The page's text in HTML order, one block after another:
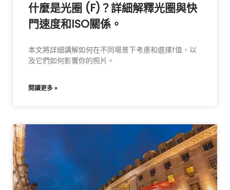
什麼是光圈 (F)？詳細解釋光圈與快
門速度和ISO關係。
本文將詳細講解如何在不同場景下考慮和選擇f值，以
及它們如何影響你的照片。
閱讀更多 »